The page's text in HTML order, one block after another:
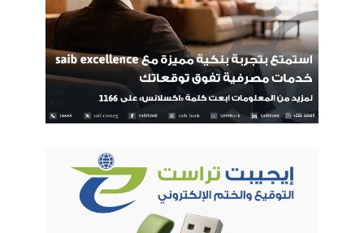
وأوضح أن المسابقة التي تقام على هامش الفعالية شهدت مشاركة
128 فريقًا، وهو ما يعكس حجم الإبداع والابتكار لدى الشباب المصري
واهتمامهم المتزايد بمجالات اختبار البرمجيات والتكنولوجيا الحديثة.